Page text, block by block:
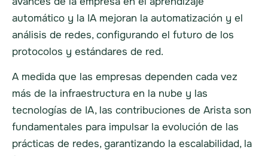
automático y la IA mejoran la automatización y el
análisis de redes, configurando el futuro de los
protocolos y estándares de red.
A medida que las empresas dependen cada vez
más de la infraestructura en la nube y las
tecnologías de IA, las contribuciones de Arista son
fundamentales para impulsar la evolución de las
prácticas de redes, garantizando la escalabilidad, la